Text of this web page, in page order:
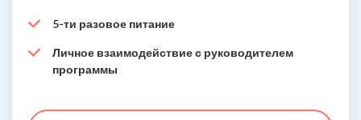
5-ти разовое питание
Личное взаимодействие с руководителем
программы